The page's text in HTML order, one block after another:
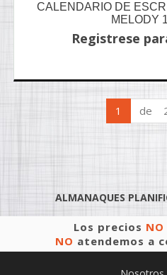
CALENDARIO DE
MELODY
Registrese
1 de
ALMANAQUES
Los precios NO
NO atendemos a